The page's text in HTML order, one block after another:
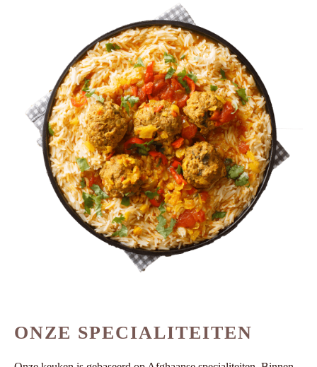
ONZE SPECIALITEITEN